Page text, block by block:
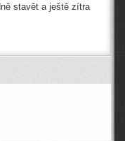
stavět a ještě zítra